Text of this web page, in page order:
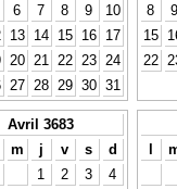
6 7 8 9
10
13 14 15 16
17
20 21 22 23
24
27 28 29 30 31
8
9
15
22
Avril 3683
m j v s
d
1
2 3
4
l